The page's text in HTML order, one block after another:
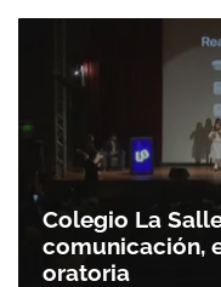
Colegio La
comunicación,
oratoria